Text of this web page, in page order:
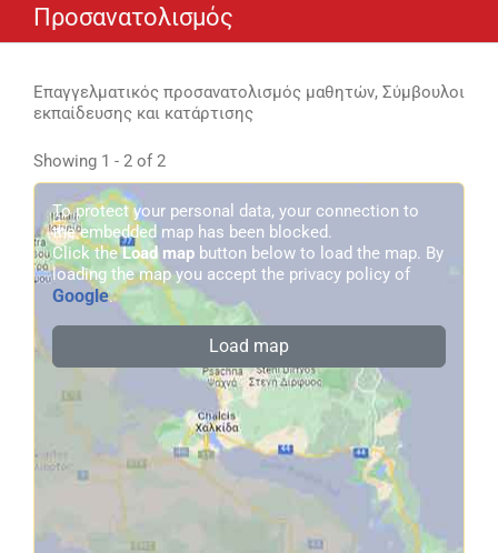
Προσανατολισμός
Επαγγελματικός προσανατολισμός μαθητών, Σύμβουλοι
εκπαίδευσης και κατάρτισης
Showing 1 - 2 of 2
To protect your personal data, your connection to
the embedded map has been blocked.
Click theLoad map button below to load the map. By
loading the map you accept the privacy policy of
Google.
Load map